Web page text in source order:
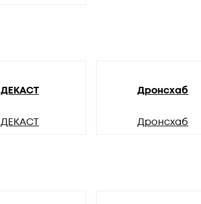
ДЕКАСТ
ДЕКАСТ
Дронсхаб
Дронсхаб